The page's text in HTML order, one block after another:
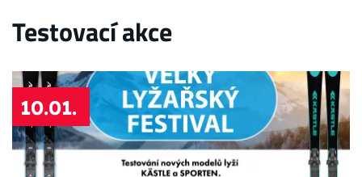
Testovací akce
10.01.